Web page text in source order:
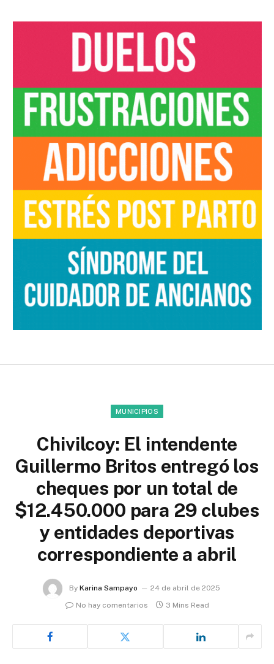
MUNICIPIOS
Chivilcoy: El intendente
Guillermo Britos entregó los
cheques por un total de
$12.450.000 para 29 clubes
y entidades deportivas
correspondiente a abril
By Karina Sampayo
24 de abril de 2025
No hay comentarios
3 Mins Read